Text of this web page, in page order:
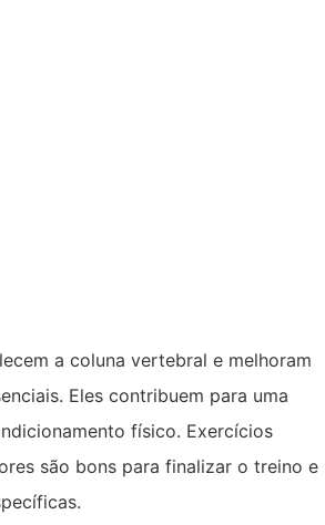
a coluna vertebral e melhoram
Eles contribuem para uma
físico. Exercícios
são bons para finalizar o treino e